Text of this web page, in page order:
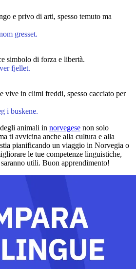
e privo di arti, spesso temuto ma
gresset.
simbolo di forza e libertà.
fjellet.
vive in climi freddi, spesso cacciato per
i buskene.
animali in norvegese non solo
ti avvicina anche alla cultura e alla
pianificando un viaggio in Norvegia o
le tue competenze linguistiche,
utili. Buon apprendimento!